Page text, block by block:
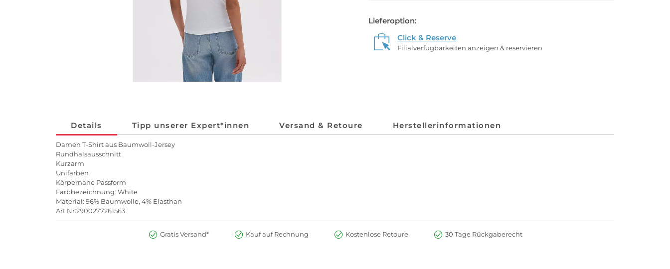
Lieferoption:
Click & Reserve
Filialverfügbarkeiten anzeigen & reservieren
Details Tipp unserer Expert*innen Versand & Retoure Herstellerinformationen
Damen T-Shirt aus Baumwoll-Jersey
Rundhalsausschnitt
Kurzarm
Unifarben
Körpernahe Passform
Farbbezeichnung: White
Material: 96% Baumwolle, 4% Elasthan
Art.Nr:2900277261563
Gratis Versand* Kauf auf Rechnung Kostenlose Retoure 30 Tage Rückgaberecht